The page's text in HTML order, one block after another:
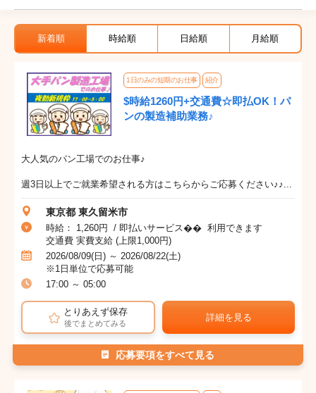
新着順 時給順 日給順 月給順
1日のみの短期のお仕事 紹介
$時給1260円+交通費☆即払OK！パ
ンの製造補助業務♪
大人気のパン工場でのお仕事♪
週3日以上でご就業希望される方はこちらからご応募ください♪♪...
東京都 東久留米市
時給： 1,260円 / 即払いサービス�� 利用できます
交通費 実費支給 (上限1,000円)
2026/08/09(日) ～ 2026/08/22(土)
※1日単位で応募可能
17:00 ～ 05:00
とりあえず保存
後でまとめてみる
詳細を見る
応募要項をすべて見る